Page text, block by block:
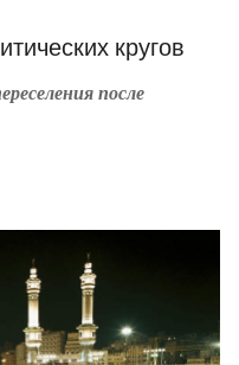
кругов
после